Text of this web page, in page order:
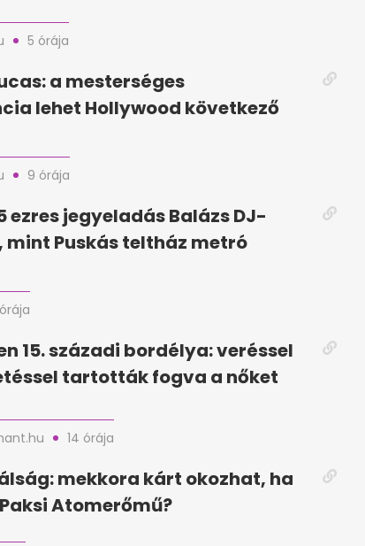
5 órája
a mesterséges
lehet Hollywood következő
9 órája
ezres jegyeladás Balázs DJ-
mint Puskás teltház metró
15. századi bordélya: veréssel
tartották fogva a nőket
14 órája
mekkora kárt okozhat, ha
Atomerőmű?